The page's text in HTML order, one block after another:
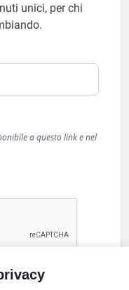
unici, per chi